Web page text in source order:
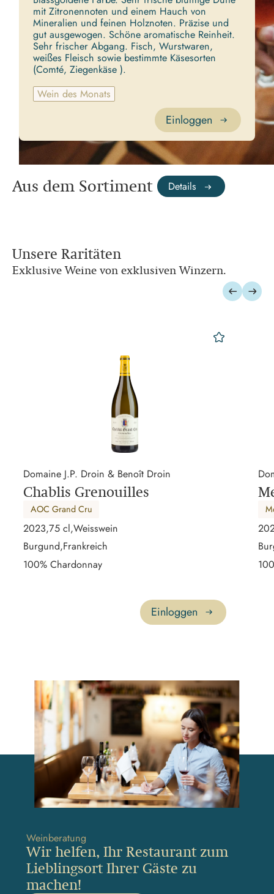
mit Zitronennoten und einem Hauch von
Mineralien und feinen Holznoten. Präzise und
gut ausgewogen. Schöne aromatische Reinheit.
Sehr frischer Abgang. Fisch, Wurstwaren,
weißes Fleisch sowie bestimmte Käsesorten
(Comté, Ziegenkäse ).
Wein des Monats
Einloggen
Aus dem Sortiment Details
Unsere Raritäten
Exklusive Weine von exklusiven Winzern.
Domaine J.P. Droin & Benoît Droin
Chablis Grenouilles
AOC Grand Cru
Weisswein
2023,75 cl,
Frankreich
Burgund,
100% Chardonnay
Einloggen
Weinberatung
Wir helfen, Ihr Restaurant zum
Lieblingsort Ihrer Gäste zu
machen!